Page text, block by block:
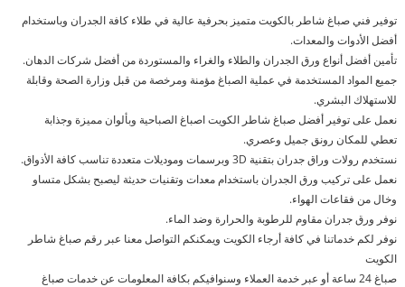
توفير فني صباغ شاطر بالكويت متميز بحرفية عالية في طلاء كافة الجدران وباستخدام
أفضل الأدوات والمعدات.
تأمين أفضل أنواع ورق الجدران والطلاء والغراء والمستوردة من أفضل شركات الدهان.
جميع المواد المستخدمة في عملية الصباغ مؤمنة ومرخصة من قبل وزارة الصحة وقابلة
للاستهلاك البشري.
نعمل على توفير أفضل صباغ شاطر الكويت اصباغ الصباحية وبألوان مميزة وجذابة
تعطي للمكان رونق جميل وعصري.
نستخدم رولات وراق جدران بتقنية 3D وبرسمات وموديلات متعددة تناسب كافة الأذواق.
نعمل على تركيب ورق الجدران باستخدام معدات وتقنيات حديثة ليصبح بشكل متساو
وخال من فقاعات الهواء.
نوفر ورق جدران مقاوم للرطوبة والحرارة وضد الماء.
نوفر لكم خدماتنا في كافة أرجاء الكويت ويمكنكم التواصل معنا عبر رقم صباغ شاطر
الكويت
صباغ 24 ساعة أو عبر خدمة العملاء وسنوافيكم بكافة المعلومات عن خدمات صباغ